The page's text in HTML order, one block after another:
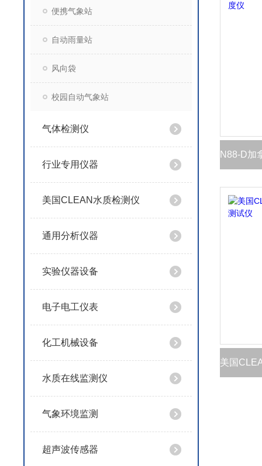
便携气象站
自动雨量站
风向袋
校园自动气象站
气体检测仪
行业专用仪器
美国CLEAN水质检测仪
通用分析仪器
实验仪器设备
电子电工仪表
化工机械设备
水质在线监测仪
气象环境监测
超声波传感器